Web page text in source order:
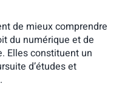
de mieux comprendre
du numérique et de
Elles constituent un
d’études et